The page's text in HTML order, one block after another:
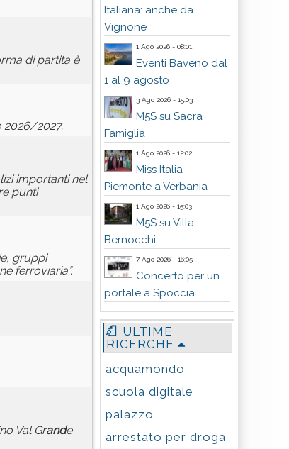
di partita è
2026/2027.
importanti nel
punti
gruppi
ferroviaria”.
Val Grande
Italiana: anche da
Vignone
1 Ago 2026 - 08:01
Eventi Baveno dal
1 al 9 agosto
3 Ago 2026 - 15:03
M5S su Sacra
Famiglia
1 Ago 2026 - 12:02
Miss Italia
Piemonte a Verbania
1 Ago 2026 - 15:03
M5S su Villa
Bernocchi
7 Ago 2026 - 16:05
Concerto per un
portale a Spoccia
ULTIME
RICERCHE
acquamondo
scuola digitale
palazzo
arrestato per droga